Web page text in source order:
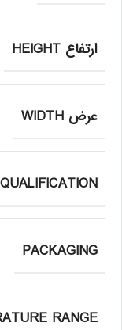
ارتفاع HEIGHT
عرض WIDTH
QUALIFICATION
PACKAGING
RANGE